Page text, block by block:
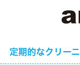
定期的なクリー